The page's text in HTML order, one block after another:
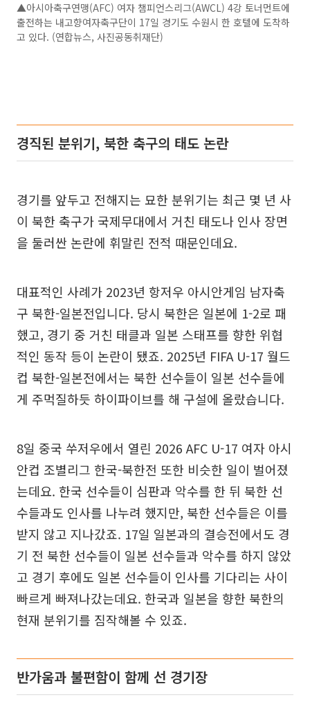
▲아시아축구연맹(AFC) 여자 챔피언스리그(AWCL) 4강 토너먼트에
출전하는 내고향여자축구단이 17일 경기도 수원시 한 호텔에 도착하
고 있다. (연합뉴스, 사진공동취재단)
경직된 분위기, 북한 축구의 태도 논란
경기를 앞두고 전해지는 묘한 분위기는 최근 몇 년 사
이 북한 축구가 국제무대에서 거친 태도나 인사 장면
을 둘러싼 논란에 휘말린 전적 때문인데요.
대표적인 사례가 2023년 항저우 아시안게임 남자축
구 북한-일본전입니다. 당시 북한은 일본에 1-2로 패
했고, 경기 중 거친 태클과 일본 스태프를 향한 위협
적인 동작 등이 논란이 됐죠. 2025년 FIFA U-17 월드
컵 북한-일본전에서는 북한 선수들이 일본 선수들에
게 주먹질하듯 하이파이브를 해 구설에 올랐습니다.
8일 중국 쑤저우에서 열린 2026 AFC U-17 여자 아시
안컵 조별리그 한국-북한전 또한 비슷한 일이 벌어졌
는데요. 한국 선수들이 심판과 악수를 한 뒤 북한 선
수들과도 인사를 나누려 했지만, 북한 선수들은 이를
받지 않고 지나갔죠. 17일 일본과의 결승전에서도 경
기 전 북한 선수들이 일본 선수들과 악수를 하지 않았
고 경기 후에도 일본 선수들이 인사를 기다리는 사이
빠르게 빠져나갔는데요. 한국과 일본을 향한 북한의
현재 분위기를 짐작해볼 수 있죠.
반가움과 불편함이 함께 선 경기장